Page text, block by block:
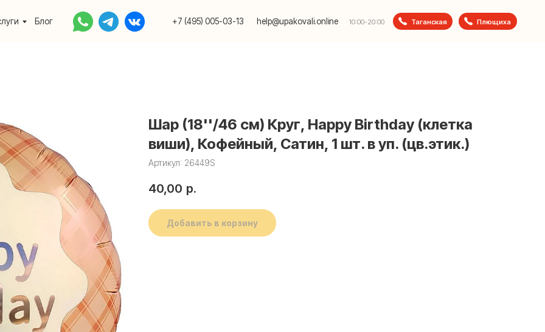
+7 (495) 005-03-13 10:00-20:00
Блог help@upakovali.online Таганская Плющиха
Шар (18''/46 см) Круг, Happy Birthday (клетка
виши), Кофейный, Сатин, 1 шт. в уп. (цв.этик.)
Артикул: 26449S
40,00 р.
Добавить в корзину